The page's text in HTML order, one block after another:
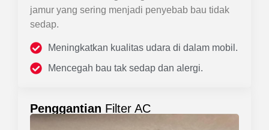
jamur yang sering menjadi penyebab bau tidak
sedap.
Meningkatkan kualitas udara di dalam mobil.
Mencegah bau tak sedap dan alergi.
Penggantian Filter AC